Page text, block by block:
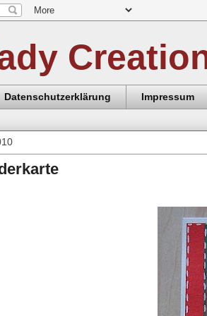
Datenschutzerklärung Impressum